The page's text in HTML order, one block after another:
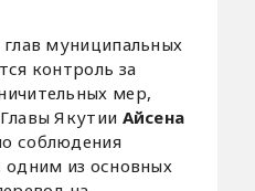
муниципальных
контроль за
мер,
Якутии Айсена
соблюдения
одним из основных